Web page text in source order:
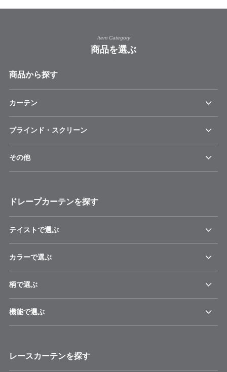
Item Category
商品を選ぶ
商品から探す
カーテン
ブラインド・スクリーン
その他
ドレープカーテンを探す
テイストで選ぶ
カラーで選ぶ
柄で選ぶ
機能で選ぶ
レースカーテンを探す